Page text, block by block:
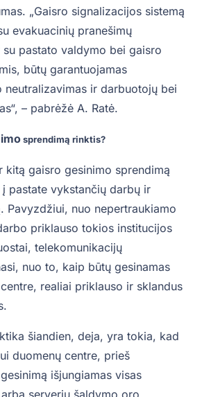
„Gaisro signalizacijos sistemą
evakuacinių pranešimų
pastato valdymo bei gaisro
būtų garantuojamas
neutralizavimas ir darbuotojų bei
– pabrėžė A. Ratė.
sprendimą rinktis?
kitą gaisro gesinimo sprendimą
pastate vykstančių darbų ir
Pavyzdžiui, nuo nepertraukiamo
priklauso tokios institucijos
telekomunikacijų
nuo to, kaip būtų gesinamas
realiai priklauso ir sklandus
šiandien, deja, yra tokia, kad
duomenų centre, prieš
išjungiamas visas